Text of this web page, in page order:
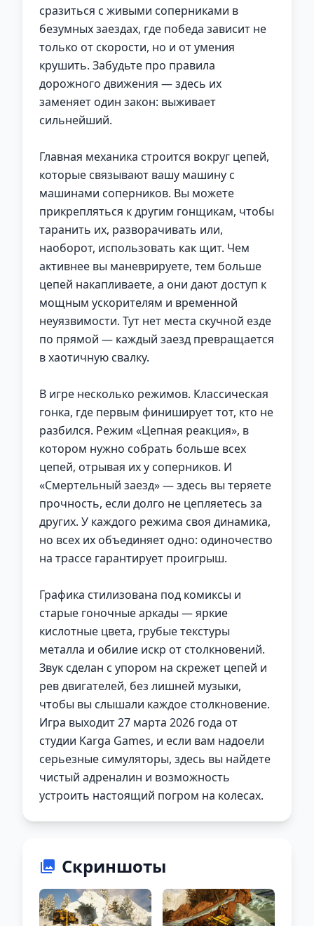
сразиться с живыми соперниками в
безумных заездах, где победа зависит не
только от скорости, но и от умения
крушить. Забудьте про правила
дорожного движения — здесь их
заменяет один закон: выживает
сильнейший.
Главная механика строится вокруг цепей,
которые связывают вашу машину с
машинами соперников. Вы можете
прикрепляться к другим гонщикам, чтобы
таранить их, разворачивать или,
наоборот, использовать как щит. Чем
активнее вы маневрируете, тем больше
цепей накапливаете, а они дают доступ к
мощным ускорителям и временной
неуязвимости. Тут нет места скучной езде
по прямой — каждый заезд превращается
в хаотичную свалку.
В игре несколько режимов. Классическая
гонка, где первым финиширует тот, кто не
разбился. Режим «Цепная реакция», в
котором нужно собрать больше всех
цепей, отрывая их у соперников. И
«Смертельный заезд» — здесь вы теряете
прочность, если долго не цепляетесь за
других. У каждого режима своя динамика,
но всех их объединяет одно: одиночество
на трассе гарантирует проигрыш.
Графика стилизована под комиксы и
старые гоночные аркады — яркие
кислотные цвета, грубые текстуры
металла и обилие искр от столкновений.
Звук сделан с упором на скрежет цепей и
рев двигателей, без лишней музыки,
чтобы вы слышали каждое столкновение.
Игра выходит 27 марта 2026 года от
студии Karga Games, и если вам надоели
серьезные симуляторы, здесь вы найдете
чистый адреналин и возможность
устроить настоящий погром на колесах.
Скриншоты